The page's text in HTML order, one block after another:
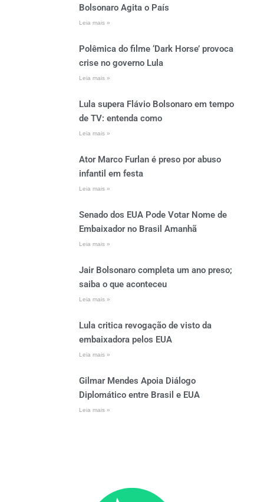
Bolsonaro Agita o País
Leia mais »
Polêmica do filme ‘Dark Horse’ provoca
crise no governo Lula
Leia mais »
Lula supera Flávio Bolsonaro em tempo
de TV: entenda como
Leia mais »
Ator Marco Furlan é preso por abuso
infantil em festa
Leia mais »
Senado dos EUA Pode Votar Nome de
Embaixador no Brasil Amanhã
Leia mais »
Jair Bolsonaro completa um ano preso;
saiba o que aconteceu
Leia mais »
Lula critica revogação de visto da
embaixadora pelos EUA
Leia mais »
Gilmar Mendes Apoia Diálogo
Diplomático entre Brasil e EUA
Leia mais »